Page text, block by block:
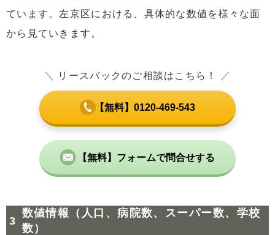
ています。左京区における、具体的な数値を様々な面
から見ていきます。
＼ リースバックのご相談はこちら！ ／
【無料】0120-469-543
【無料】フォームで問合せする
数値情報（人口、病院数、スーパー数、学校
数）